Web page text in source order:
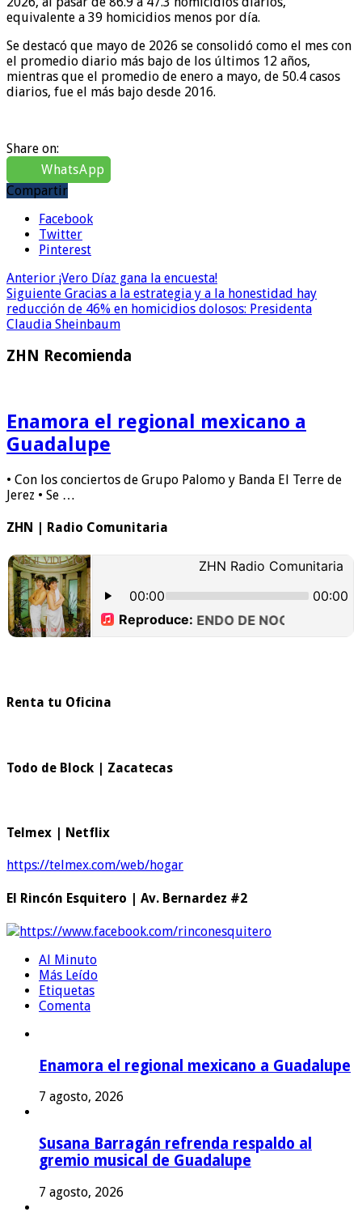
equivalente a 39 homicidios menos por día.
Se destacó que mayo de 2026 se consolidó como el mes con
el promedio diario más bajo de los últimos 12 años,
mientras que el promedio de enero a mayo, de 50.4 casos
diarios, fue el más bajo desde 2016.
Share on:
WhatsApp
Compartir
Facebook
Twitter
Pinterest
Anterior ¡Vero Díaz gana la encuesta!
Siguiente Gracias a la estrategia y a la honestidad hay
reducción de 46% en homicidios dolosos: Presidenta
Claudia Sheinbaum
ZHN Recomienda
Enamora el regional mexicano a
Guadalupe
• Con los conciertos de Grupo Palomo y Banda El Terre de
Jerez • Se …
ZHN | Radio Comunitaria
Renta tu Oficina
Todo de Block | Zacatecas
Telmex | Netflix
https://telmex.com/web/hogar
El Rincón Esquitero | Av. Bernardez #2
https://www.facebook.com/rinconesquitero
Al Minuto
Más Leído
Etiquetas
Comenta
Enamora el regional mexicano a Guadalupe
7 agosto, 2026
Susana Barragán refrenda respaldo al
gremio musical de Guadalupe
7 agosto, 2026